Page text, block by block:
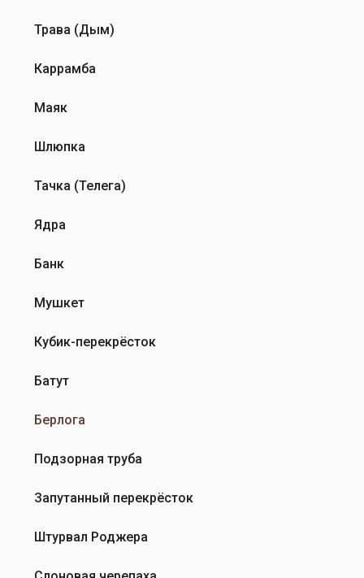
Трава (Дым)
Каррамба
Маяк
Шлюпка
Тачка (Телега)
Ядра
Банк
Мушкет
Кубик-перекрёсток
Батут
Берлога
Подзорная труба
Запутанный перекрёсток
Штурвал Роджера